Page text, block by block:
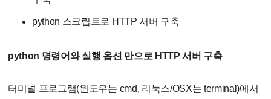
python 스크립트로 HTTP 서버 구축
python 명령어와 실행 옵션 만으로 HTTP 서버 구축
터미널 프로그램(윈도우는 cmd, 리눅스/OSX는 terminal)에서